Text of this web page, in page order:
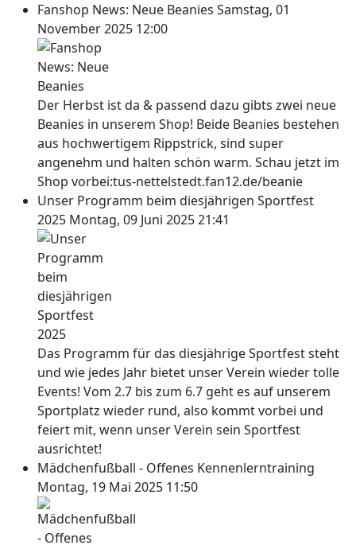
Fanshop News: Neue Beanies Samstag, 01
November 2025 12:00
Der Herbst ist da & passend dazu gibts zwei neue
Beanies in unserem Shop! Beide Beanies bestehen
aus hochwertigem Rippstrick, sind super
angenehm und halten schön warm. Schau jetzt im
Shop vorbei:tus-nettelstedt.fan12.de/beanie
Unser Programm beim diesjährigen Sportfest
2025 Montag, 09 Juni 2025 21:41
Das Programm für das diesjährige Sportfest steht
und wie jedes Jahr bietet unser Verein wieder tolle
Events! Vom 2.7 bis zum 6.7 geht es auf unserem
Sportplatz wieder rund, also kommt vorbei und
feiert mit, wenn unser Verein sein Sportfest
ausrichtet!
Mädchenfußball - Offenes Kennenlerntraining
Montag, 19 Mai 2025 11:50